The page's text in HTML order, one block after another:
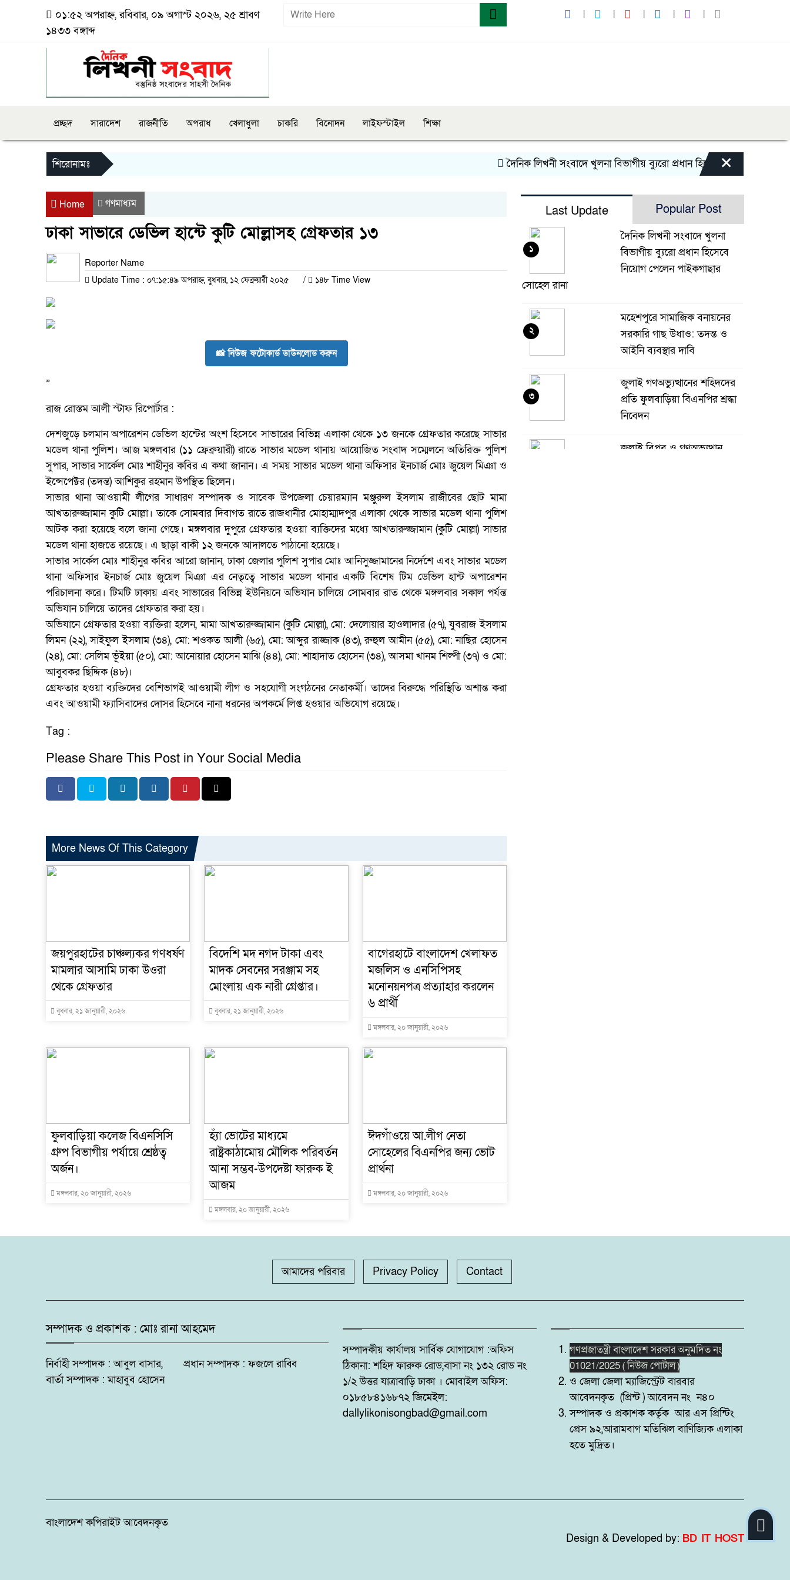
০১:৫২ অপরাহ্ন, রবিবার, ০৯ অগাস্ট ২০২৬, ২৫ শ্রাবণ
১৪৩৩ বঙ্গাব্দ
প্রচ্ছদ সারাদেশ রাজনীতি অপরাধ খেলাধুলা চাকরি বিনোদন লাইফস্টাইল শিক্ষা
শিরোনামঃ দৈনিক লিখনী সংবাদে খুলনা বিভাগীয় ব্যুরো প্রধান হিসেবে নিয়োগ পেলেন
×
Home গণমাধ্যম
ঢাকা সাভারে ডেভিল হান্টে কুটি মোল্লাসহ গ্রেফতার ১৩
Reporter Name
Update Time : ০৭:১৫:৪৯ অপরাহ্ন, বুধবার, ১২ ফেব্রুয়ারী ২০২৫ / ১৪৮ Time View
📸 নিউজ ফটোকার্ড ডাউনলোড করুন
”
রাজ রোস্তম আলী স্টাফ রিপোর্টার :
দেশজুড়ে চলমান অপারেশন ডেভিল হান্টের অংশ হিসেবে সাভারের বিভিন্ন এলাকা থেকে ১৩ জনকে গ্রেফতার করেছে সাভার
মডেল থানা পুলিশ। আজ মঙ্গলবার (১১ ফ্রেব্রুয়ারী) রাতে সাভার মডেল থানায় আয়োজিত সংবাদ সম্মেলনে অতিরিক্ত পুলিশ
সুপার, সাভার সার্কেল মোঃ শাহীনুর কবির এ কথা জানান। এ সময় সাভার মডেল থানা অফিসার ইনচার্জ মোঃ জুয়েল মিঞা ও
ইন্সেপেক্টর (তদন্ত) আশিকুর রহমান উপস্থিত ছিলেন।
সাভার থানা আওয়ামী লীগের সাধারণ সম্পাদক ও সাবেক উপজেলা চেয়ারম্যান মঞ্জুরুল ইসলাম রাজীবের ছোট মামা
আখতারুজ্জামান কুটি মোল্লা। তাকে সোমবার দিবাগত রাতে রাজধানীর মোহাম্মাদপুর এলাকা থেকে সাভার মডেল থানা পুলিশ
আটক করা হয়েছে বলে জানা গেছে। মঙ্গলবার দুপুরে গ্রেফতার হওয়া ব্যক্তিদের মধ্যে আখতারুজ্জামান (কুটি মোল্লা) সাভার
মডেল থানা হাজতে রয়েছে। এ ছাড়া বাকী ১২ জনকে আদালতে পাঠানো হয়েছে।
সাভার সার্কেল মোঃ শাহীনুর কবির আরো জানান, ঢাকা জেলার পুলিশ সুপার মোঃ আনিসুজ্জামানের নির্দেশে এবং সাভার মডেল
থানা অফিসার ইনচার্জ মোঃ জুয়েল মিঞা এর নেতৃত্বে সাভার মডেল থানার একটি বিশেষ টিম ডেভিল হান্ট অপারেশন
পরিচালনা করে। টিমটি ঢাকায় এবং সাভারের বিভিন্ন ইউনিয়নে অভিযান চালিয়ে সোমবার রাত থেকে মঙ্গলবার সকাল পর্যন্ত
অভিযান চালিয়ে তাদের গ্রেফতার করা হয়।
অভিযানে গ্রেফতার হওয়া ব্যক্তিরা হলেন, মামা আখতারুজ্জামান (কুটি মোল্লা), মো: দেলোয়ার হাওলাদার (৫৭), যুবরাজ ইসলাম
লিমন (২২), সাইফুল ইসলাম (৩৪), মো: শওকত আলী (৬৫), মো: আব্দুর রাজ্জাক (৪৩), রুহুল আমীন (৫৫), মো: নাছির হোসেন
(২৪), মো: সেলিম ভূঁইয়া (৫০), মো: আনোয়ার হোসেন মাঝি (৪৪), মো: শাহাদাত হোসেন (৩৪), আসমা খানম শিল্পী (৩৭) ও মো:
আবুবকর ছিদ্দিক (৪৮)।
গ্রেফতার হওয়া ব্যক্তিদের বেশিভাগই আওয়ামী লীগ ও সহযোগী সংগঠনের নেতাকর্মী। তাদের বিরুদ্ধে পরিস্থিতি অশান্ত করা
এবং আওয়ামী ফ্যাসিবাদের দোসর হিসেবে নানা ধরনের অপকর্মে লিপ্ত হওয়ার অভিযোগ রয়েছে।
Tag :
Please Share This Post in Your Social Media
More News Of This Category
জয়পুরহাটের চাঞ্চল্যকর গণধর্ষণ
মামলার আসামি ঢাকা উওরা
থেকে গ্রেফতার
বুধবার, ২১ জানুয়ারী, ২০২৬
বিদেশি মদ নগদ টাকা এবং
মাদক সেবনের সরঞ্জাম সহ
মোংলায় এক নারী গ্রেপ্তার।
বুধবার, ২১ জানুয়ারী, ২০২৬
বাগেরহাটে বাংলাদেশ খেলাফত
মজলিস ও এনসিপিসহ
মনোনয়নপত্র প্রত্যাহার করলেন
৬ প্রার্থী
মঙ্গলবার, ২০ জানুয়ারী, ২০২৬
ফুলবাড়িয়া কলেজ বিএনসিসি
গ্রুপ বিভাগীয় পর্যায়ে শ্রেষ্ঠত্ব
অর্জন।
মঙ্গলবার, ২০ জানুয়ারী, ২০২৬
হ্যাঁ ভোটের মাধ্যমে
রাষ্ট্রকাঠামোয় মৌলিক পরিবর্তন
আনা সম্ভব-উপদেষ্টা ফারুক ই
আজম
মঙ্গলবার, ২০ জানুয়ারী, ২০২৬
ঈদগাঁওয়ে আ.লীগ নেতা
সোহেলের বিএনপির জন্য ভোট
প্রার্থনা
মঙ্গলবার, ২০ জানুয়ারী, ২০২৬
Last Update Popular Post
দৈনিক লিখনী সংবাদে খুলনা
বিভাগীয় ব্যুরো প্রধান হিসেবে
নিয়োগ পেলেন পাইকগাছার
সোহেল রানা
১
মহেশপুরে সামাজিক বনায়নের
সরকারি গাছ উধাও: তদন্ত ও
আইনি ব্যবস্থার দাবি
২
জুলাই গণঅভ্যুত্থানের শহিদদের
প্রতি ফুলবাড়িয়া বিএনপির শ্রদ্ধা
নিবেদন
৩
জুলাই বিপ্লব ও গণঅভ্যুত্থান
আমাদের পরিবার Privacy Policy Contact
সম্পাদক ও প্রকাশক : মোঃ রানা আহমেদ
নির্বাহী সম্পাদক : আবুল বাসার, প্রধান সম্পাদক : ফজলে রাব্বি
বার্তা সম্পাদক : মাহাবুব হোসেন
সম্পাদকীয় কার্যালয় সার্বিক যোগাযোগ :অফিস
ঠিকানা: শহিদ ফারুক রোড,বাসা নং ১৩২ রোড নং
১/২ উত্তর যাত্রাবাড়ি ঢাকা । মোবাইল অফিস:
০১৮৫৮৪১৬৮৭২ জিমেইল:
dallylikonisongbad@gmail.com
গণপ্রজাতন্ত্রী বাংলাদেশ সরকার অনুমদিত নং
01021/2025 ( নিউজ পোর্টাল )
ও জেলা জেলা ম্যাজিস্ট্রেট বারবার
আবেদনকৃত (প্রিন্ট ) আবেদন নং ন৪০
সম্পাদক ও প্রকাশক কর্তৃক আর এস প্রিন্টিং
প্রেস ৯২,আরামবাগ মতিঝিল বাণিজ্যিক এলাকা
হতে মুদ্রিত।
বাংলাদেশ কপিরাইট আবেদনকৃত
Design & Developed by: BD IT HOST